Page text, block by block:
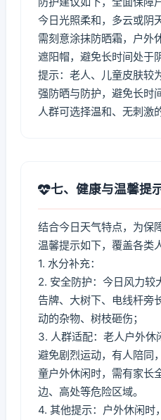
今日光照柔和，多云或阴
需刻意涂抹防晒霜，户外
遮阳帽，避免长时间处于
提示：老人、儿童皮肤较
强防晒与防护，避免长时
人群可选择温和、无刺激
七、健康与温馨提
结合今日天气特点，为保
温馨提示如下，覆盖各类
1. 水分补充：
2. 安全防护：今日风力较
告牌、大树下、电线杆旁
动的杂物、树枝砸伤；
3. 人群适配：老人户外休
避免剧烈运动，有人陪同
童户外休闲时，需有家长
边、高处等危险区域。
4. 其他提示：户外休闲时